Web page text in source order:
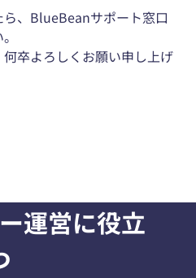
、BlueBeanサポート窓口
卒よろしくお願い申し上げ
運営に役立